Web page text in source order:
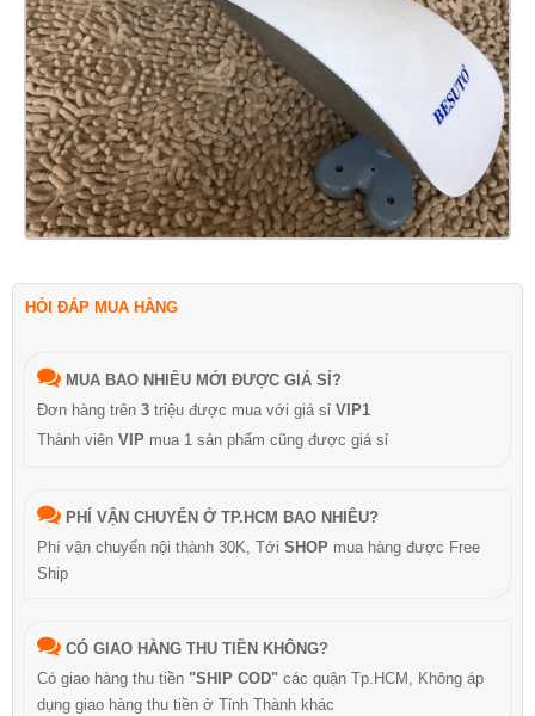
HỎI ĐÁP MUA HÀNG
MUA BAO NHIÊU MỚI ĐƯỢC GIÁ SỈ?
Đơn hàng trên 3 triệu được mua với giá sỉ VIP1
Thành viên VIP mua 1 sản phẩm cũng được giá sỉ
PHÍ VẬN CHUYỂN Ở TP.HCM BAO NHIÊU?
Phí vận chuyển nội thành 30K, Tới SHOP mua hàng được Free
Ship
CÓ GIAO HÀNG THU TIỀN KHÔNG?
Có giao hàng thu tiền "SHIP COD" các quận Tp.HCM, Không áp
dụng giao hàng thu tiền ở Tỉnh Thành khác